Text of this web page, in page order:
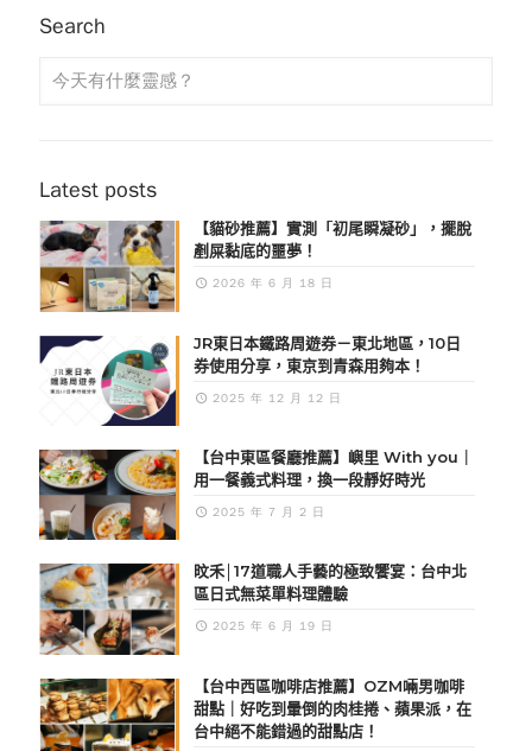
Search
Latest posts
【貓砂推薦】實測「初尾瞬凝砂」，擺脫
剷屎黏底的噩夢！
2026 年 6 月 18 日
JR東日本鐵路周遊券－東北地區，10日
券使用分享，東京到青森用夠本！
2025 年 12 月 12 日
【台中東區餐廳推薦】嶼里 With you｜
用一餐義式料理，換一段靜好時光
2025 年 7 月 2 日
旼禾│17道職人手藝的極致饗宴：台中北
區日式無菜單料理體驗
2025 年 6 月 19 日
【台中西區咖啡店推薦】OZM啢男咖啡
甜點｜好吃到暈倒的肉桂捲、蘋果派，在
台中絕不能錯過的甜點店！